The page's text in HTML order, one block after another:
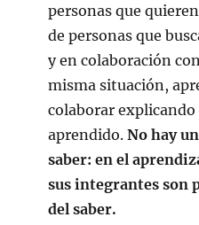
personas que
de personas que
y en colaboración
misma situación,
colaborar
aprendido.No hay
saber: en el
sus integrantes son
del saber.